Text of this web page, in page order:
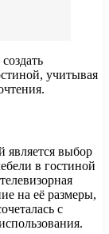
учитывая
является выбор
в гостиной
на её размеры,
с